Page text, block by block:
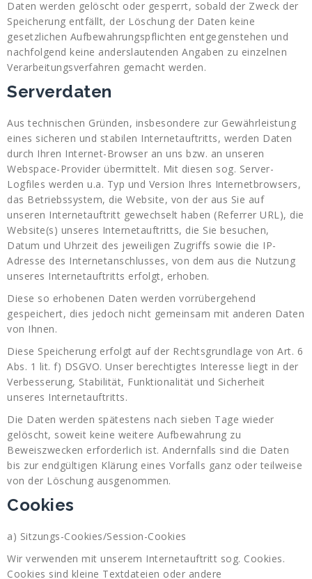
Daten werden gelöscht oder gesperrt, sobald der Zweck der
Speicherung entfällt, der Löschung der Daten keine
gesetzlichen Aufbewahrungspflichten entgegenstehen und
nachfolgend keine anderslautenden Angaben zu einzelnen
Verarbeitungsverfahren gemacht werden.
Serverdaten
Aus technischen Gründen, insbesondere zur Gewährleistung
eines sicheren und stabilen Internetauftritts, werden Daten
durch Ihren Internet-Browser an uns bzw. an unseren
Webspace-Provider übermittelt. Mit diesen sog. Server-
Logfiles werden u.a. Typ und Version Ihres Internetbrowsers,
das Betriebssystem, die Website, von der aus Sie auf
unseren Internetauftritt gewechselt haben (Referrer URL), die
Website(s) unseres Internetauftritts, die Sie besuchen,
Datum und Uhrzeit des jeweiligen Zugriffs sowie die IP-
Adresse des Internetanschlusses, von dem aus die Nutzung
unseres Internetauftritts erfolgt, erhoben.
Diese so erhobenen Daten werden vorrübergehend
gespeichert, dies jedoch nicht gemeinsam mit anderen Daten
von Ihnen.
Diese Speicherung erfolgt auf der Rechtsgrundlage von Art. 6
Abs. 1 lit. f) DSGVO. Unser berechtigtes Interesse liegt in der
Verbesserung, Stabilität, Funktionalität und Sicherheit
unseres Internetauftritts.
Die Daten werden spätestens nach sieben Tage wieder
gelöscht, soweit keine weitere Aufbewahrung zu
Beweiszwecken erforderlich ist. Andernfalls sind die Daten
bis zur endgültigen Klärung eines Vorfalls ganz oder teilweise
von der Löschung ausgenommen.
Cookies
a) Sitzungs-Cookies/Session-Cookies
Wir verwenden mit unserem Internetauftritt sog. Cookies.
Cookies sind kleine Textdateien oder andere